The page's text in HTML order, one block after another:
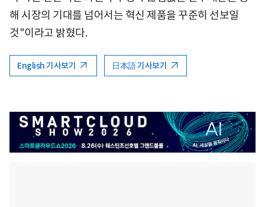
해 시장의 기대를 넘어서는 혁신 제품을 꾸준히 선보일
것"이라고 밝혔다.
English 기사보기 日本語 기사보기